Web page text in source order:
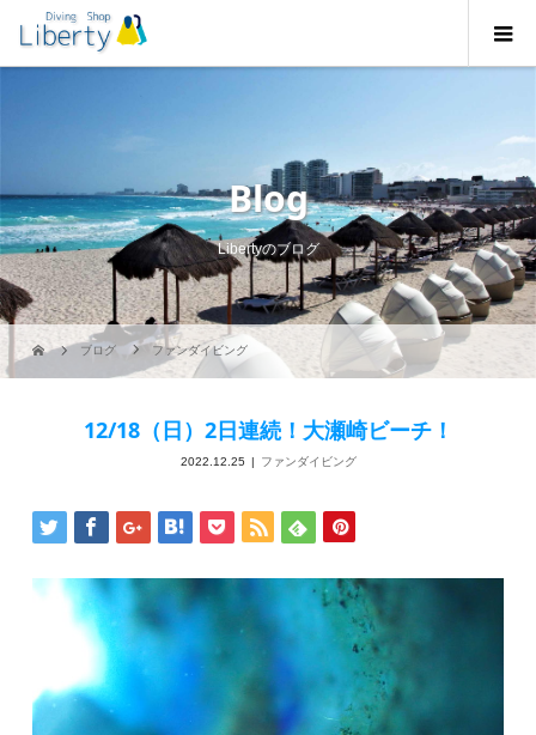
Blog
Libertyのブログ
ブログ ファンダイビング
12/18（日）2日連続！大瀬崎ビーチ！
2022.12.25 ファンダイビング